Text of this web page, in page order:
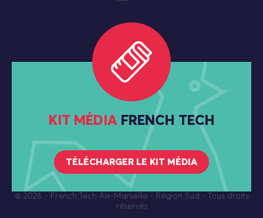
KIT MÉDIA FRENCH TECH
TÉLÉCHARGER LE KIT MÉDIA
© 2026 - French Tech Aix-Marseille - Région Sud - Tous droits
réservés